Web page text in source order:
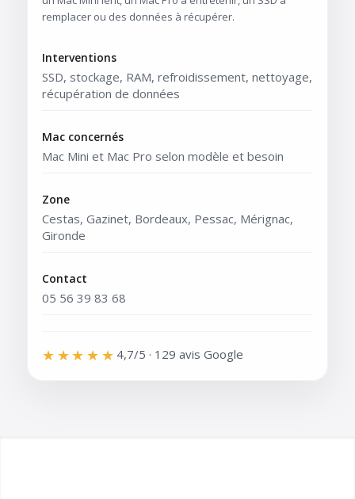
remplacer ou des données à récupérer.
Interventions
SSD, stockage, RAM, refroidissement, nettoyage,
récupération de données
Mac concernés
Mac Mini et Mac Pro selon modèle et besoin
Zone
Cestas, Gazinet, Bordeaux, Pessac, Mérignac,
Gironde
Contact
05 56 39 83 68
★★★★★ 4,7/5 · 129 avis Google